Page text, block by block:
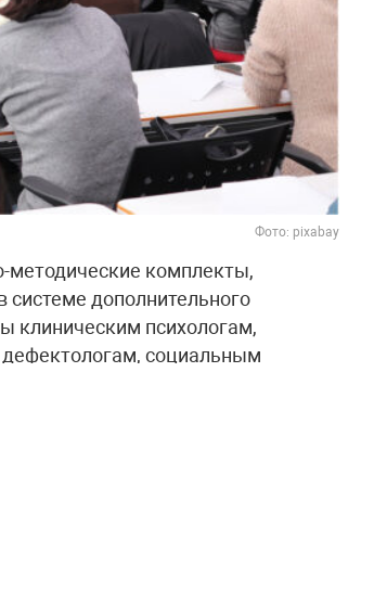
Фото: pixabay
комплекты,
дополнительного
клиническим психологам,
дефектологам, социальным